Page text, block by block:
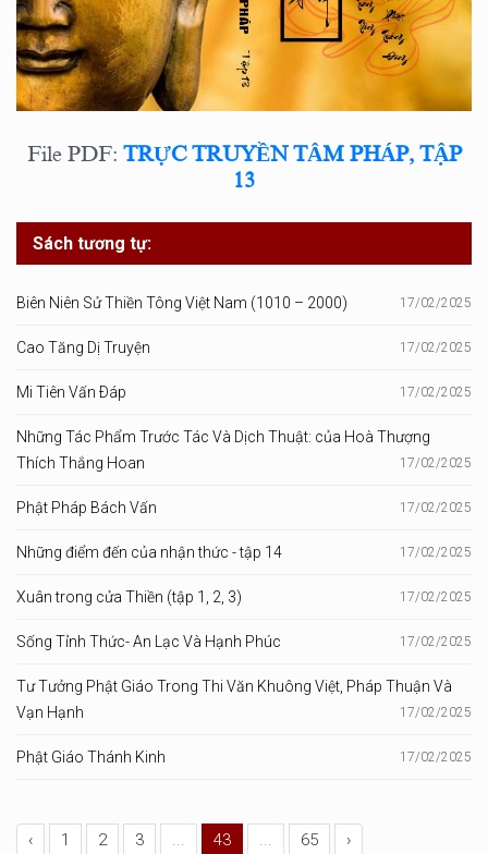
File PDF: TRỰC TRUYỀN TÂM PHÁP, TẬP
13
Sách tương tự:
Biên Niên Sử Thiền Tông Việt Nam (1010 – 2000) 17/02/2025
Cao Tăng Dị Truyện 17/02/2025
Mi Tiên Vấn Ðáp 17/02/2025
Những Tác Phẩm Trước Tác Và Dịch Thuật: của Hoà Thượng
Thích Thắng Hoan
17/02/2025
Phật Pháp Bách Vấn 17/02/2025
Những điểm đến của nhận thức - tập 14 17/02/2025
Xuân trong cửa Thiền (tập 1, 2, 3) 17/02/2025
Sống Tỉnh Thức- An Lạc Và Hạnh Phúc 17/02/2025
Tư Tưởng Phật Giáo Trong Thi Văn Khuông Việt, Pháp Thuận Và
Vạn Hạnh
17/02/2025
Phật Giáo Thánh Kinh 17/02/2025
‹ 1 2 3 ... 43 ... 65 ›